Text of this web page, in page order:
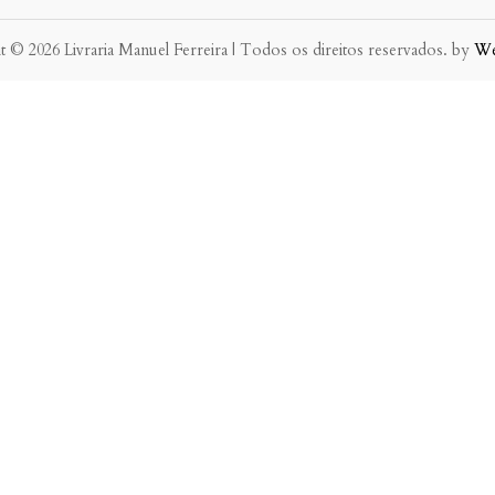
© 2026 Livraria Manuel Ferreira | Todos os direitos reservados. by